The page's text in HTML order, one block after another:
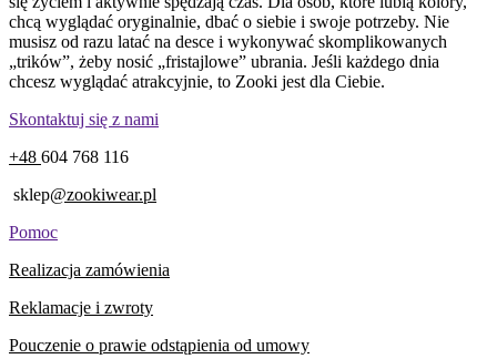
chcą wyglądać oryginalnie, dbać o siebie i swoje potrzeby. Nie
musisz od razu latać na desce i wykonywać skomplikowanych
„trików”, żeby nosić „fristajlowe” ubrania. Jeśli każdego dnia
chcesz wyglądać atrakcyjnie, to Zooki jest dla Ciebie.
Skontaktuj się z nami
+48 604 768 116
sklep@zookiwear.pl
Pomoc
Realizacja zamówienia
Reklamacje i zwroty
Pouczenie o prawie odstąpienia od umowy